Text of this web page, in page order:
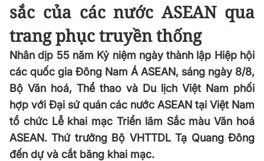
sắc của các nước ASEAN qua
trang phục truyền thống
Nhân dịp 55 năm Kỷ niệm ngày thành lập Hiệp hội
các quốc gia Đông Nam Á ASEAN, sáng ngày 8/8,
Bộ Văn hoá, Thể thao và Du lịch Việt Nam phối
hợp với Đại sứ quán các nước ASEAN tại Việt Nam
tổ chức Lễ khai mạc Triển lãm Sắc màu Văn hoá
ASEAN. Thứ trưởng Bộ VHTTDL Tạ Quang Đông
đến dự và cắt băng khai mạc.